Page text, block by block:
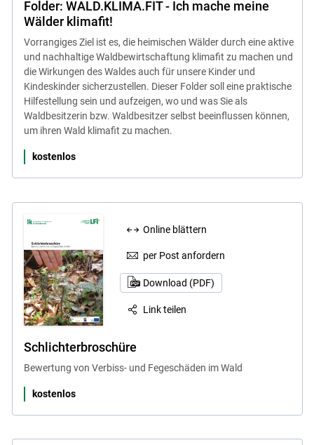
Folder: WALD.KLIMA.FIT - Ich mache meine
Wälder klimafit!
Vorrangiges Ziel ist es, die heimischen Wälder durch eine aktive
und nachhaltige Waldbewirtschaftung klimafit zu machen und
die Wirkungen des Waldes auch für unsere Kinder und
Kindeskinder sicherzustellen. Dieser Folder soll eine praktische
Hilfestellung sein und aufzeigen, wo und was Sie als
Waldbesitzerin bzw. Waldbesitzer selbst beeinflussen können,
um ihren Wald klimafit zu machen.
kostenlos
Online blättern
per Post anfordern
Download (PDF)
Link teilen
Schlichterbroschüre
Bewertung von Verbiss- und Fegeschäden im Wald
kostenlos